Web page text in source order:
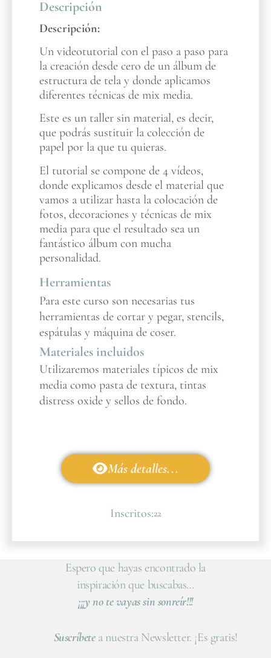
Descripción
Descripción:
Un videotutorial con el paso a paso para
la creación desde cero de un álbum de
estructura de tela y donde aplicamos
diferentes técnicas de mix media.
Este es un taller sin material, es decir,
que podrás sustituir la colección de
papel por la que tu quieras.
El tutorial se compone de 4 vídeos,
donde explicamos desde el material que
vamos a utilizar hasta la colocación de
fotos, decoraciones y técnicas de mix
media para que el resultado sea un
fantástico álbum con mucha
personalidad.
Herramientas
Para este curso son necesarias tus
herramientas de cortar y pegar, stencils,
espátulas y máquina de coser.
Materiales incluidos
Utilizaremos materiales típicos de mix
media como pasta de textura, tintas
distress oxide y sellos de fondo.
Más detalles...
Inscritos:22
Espero que hayas encontrado la
inspiración que buscabas…
¡¡¡y no te vayas sin sonreír!!!
Suscríbetea nuestra Newsletter. ¡Es gratis!